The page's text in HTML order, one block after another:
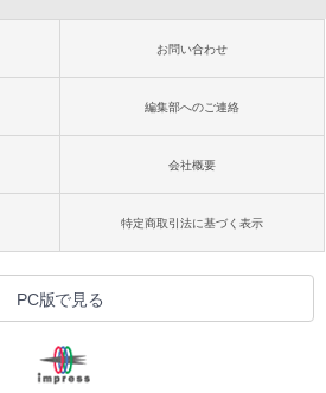
お問い合わせ
編集部へのご連絡
会社概要
特定商取引法に基づく表示
PC版で見る